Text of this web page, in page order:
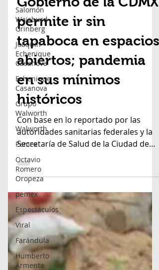
Salomón
Waisburd
Grinberg
Joaquín
Echenique
Casanova
Echenique
Casanova
Grupo
Walworth
Walworth
Pemex
Octavio
Romero
Oropeza
pemex
Espectáculos
Viral
Farándula
Humberto
Armenta
1 abr 2022 1 min de lectura
Gobierno de la CDMX
permite ir sin
tapaboca en espacios
abiertos; pandemia
en sus mínimos
históricos
Con base en lo reportado por las
autoridades sanitarias federales y la
Secretaría de Salud de la Ciudad de
México, la Jefa de Gobierno,...